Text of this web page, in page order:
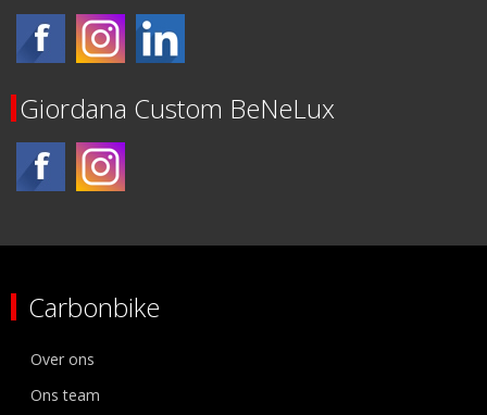
Giordana Custom BeNeLux
Carbonbike
Over ons
Ons team